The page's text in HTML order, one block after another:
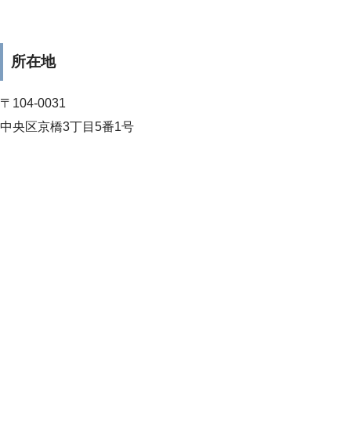
所在地
〒104-0031
中央区京橋3丁目5番1号